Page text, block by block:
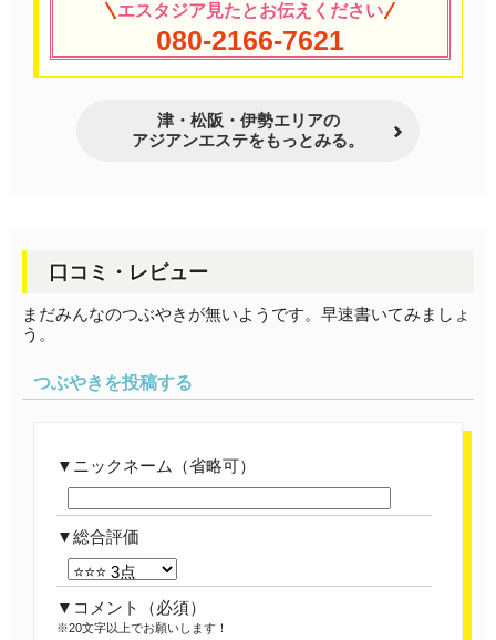
エスタジア見たとお伝えください
080-2166-7621
津・松阪・伊勢エリアの
アジアンエステをもっとみる。
口コミ・レビュー
まだみんなのつぶやきが無いようです。早速書いてみましょ
う。
つぶやきを投稿する
ニックネーム（省略可）
総合評価
コメント （必須）
※20文字以上でお願いします！